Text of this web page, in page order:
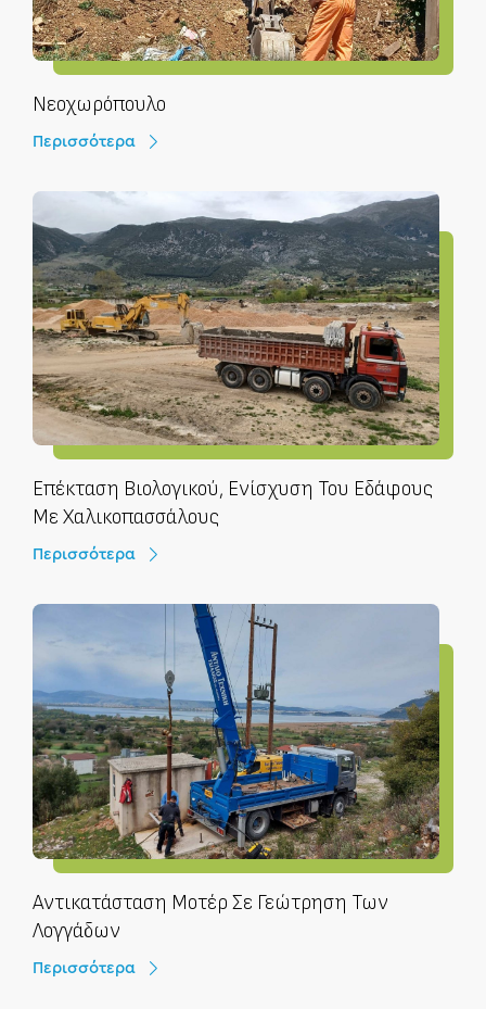
Νεοχωρόπουλο
Περισσότερα
Επέκταση Βιολογικού, Ενίσχυση Του Εδάφους
Με Χαλικοπασσάλους
Περισσότερα
Αντικατάσταση Μοτέρ Σε Γεώτρηση Των
Λογγάδων
Περισσότερα